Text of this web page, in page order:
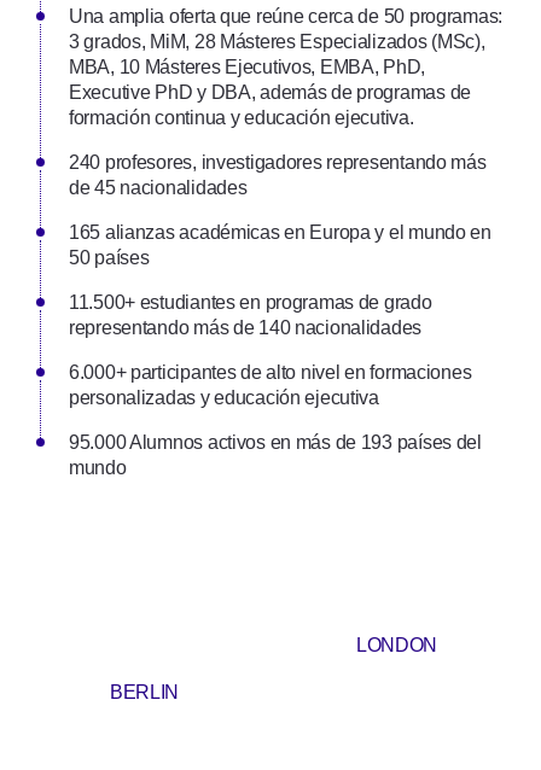
Una amplia oferta que reúne cerca de 50 programas:
3 grados, MiM, 28 Másteres Especializados (MSc),
MBA, 10 Másteres Ejecutivos, EMBA, PhD,
Executive PhD y DBA, además de programas de
formación continua y educación ejecutiva.
240 profesores, investigadores representando más
de 45 nacionalidades
165 alianzas académicas en Europa y el mundo en
50 países
11.500+ estudiantes en programas de grado
representando más de 140 nacionalidades
6.000+ participantes de alto nivel en formaciones
personalizadas y educación ejecutiva
95.000 Alumnos activos en más de 193 países del
mundo
BERLIN
LONDON